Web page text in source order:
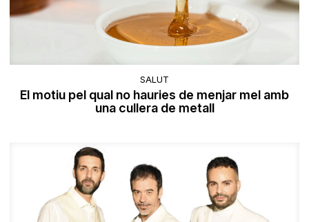
SALUT
El motiu pel qual no hauries de menjar mel amb
una cullera de metall